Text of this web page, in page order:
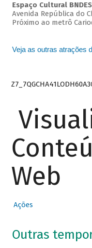
Espaço Cultural BNDES
Avenida República do
Próximo ao metrô
Veja as outras atrações
Web
Ações
Outras